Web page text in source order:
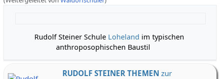
Rudolf Steiner Schule Loheland im typischen
anthroposophischen Baustil
RUDOLF STEINER THEMEN zur